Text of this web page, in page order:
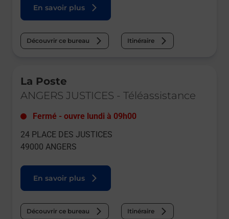
En savoir plus
Découvrir ce bureau Itinéraire
La Poste
ANGERS JUSTICES - Téléassistance
Fermé - ouvre lundi à 09h00
24 PLACE DES JUSTICES
49000 ANGERS
En savoir plus
Découvrir ce bureau Itinéraire